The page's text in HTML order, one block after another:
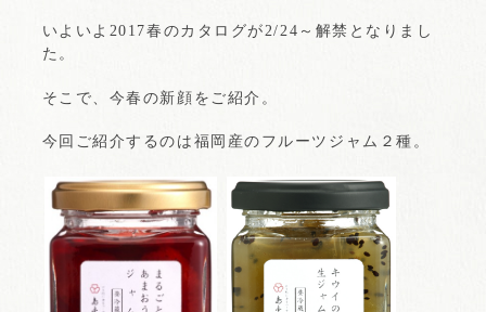
いよいよ2017春のカタログが2/24～解禁となりまし
た。
そこで、今春の新顔をご紹介。
今回ご紹介するのは福岡産のフルーツジャム２種。